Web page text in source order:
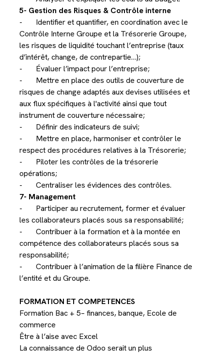
5- Gestion des Risques & Contrôle interne
- Identifier et quantifier, en coordination avec le
Contrôle Interne Groupe et la Trésorerie Groupe,
les risques de liquidité touchant l’entreprise (taux
d’intérêt, change, de contrepartie…);
- Évaluer l’impact pour l’entreprise;
- Mettre en place des outils de couverture de
risques de change adaptés aux devises utilisées et
aux flux spécifiques à l'activité ainsi que tout
instrument de couverture nécessaire;
- Définir des indicateurs de suivi;
- Mettre en place, harmoniser et contrôler le
respect des procédures relatives à la Trésorerie;
- Piloter les contrôles de la trésorerie
opérations;
- Centraliser les évidences des contrôles.
7- Management
- Participer au recrutement, former et évaluer
les collaborateurs placés sous sa responsabilité;
- Contribuer à la formation et à la montée en
compétence des collaborateurs placés sous sa
responsabilité;
- Contribuer à l’animation de la filière Finance de
l’entité et du Groupe.
FORMATION ET COMPETENCES
Formation Bac + 5– finances, banque, Ecole de
commerce
Être à l’aise avec Excel
La connaissance de Odoo serait un plus